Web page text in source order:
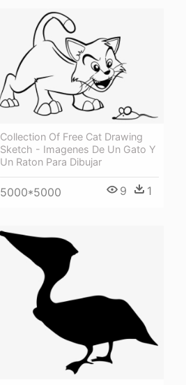
Collection Of Free Cat Drawing
Sketch - Imagenes De Un Gato Y
Un Raton Para Dibujar
5000*5000 9 1